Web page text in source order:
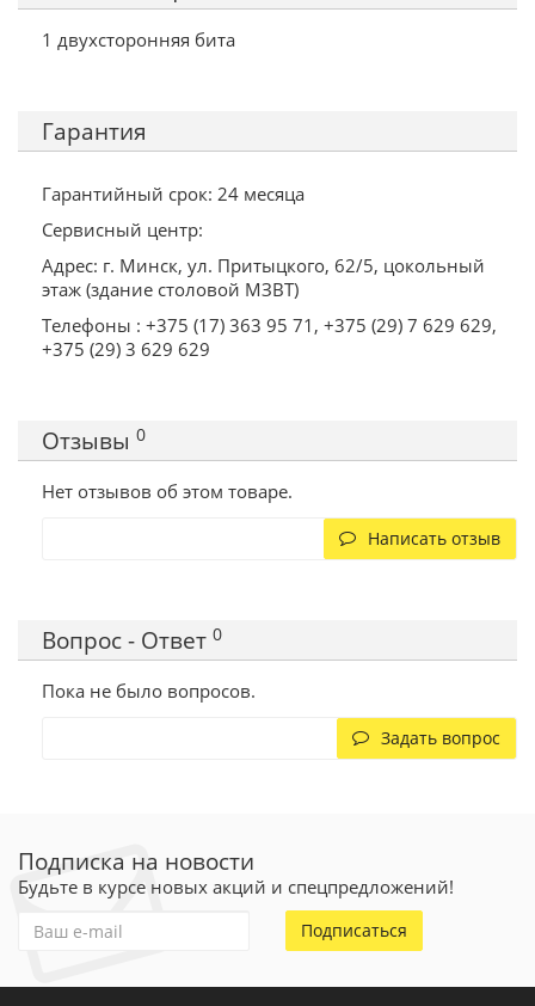
1 двухсторонняя бита
Гарантия
Гарантийный срок: 24 месяца
Сервисный центр:
Адрес: г. Минск, ул. Притыцкого, 62/5, цокольный
этаж (здание столовой МЗВТ)
Телефоны : +375 (17) 363 95 71, +375 (29) 7 629 629,
+375 (29) 3 629 629
Отзывы 0
Нет отзывов об этом товаре.
Написать отзыв
Вопрос - Ответ 0
Пока не было вопросов.
Задать вопрос
Подписка на новости
Будьте в курсе новых акций и спецпредложений!
Подписаться